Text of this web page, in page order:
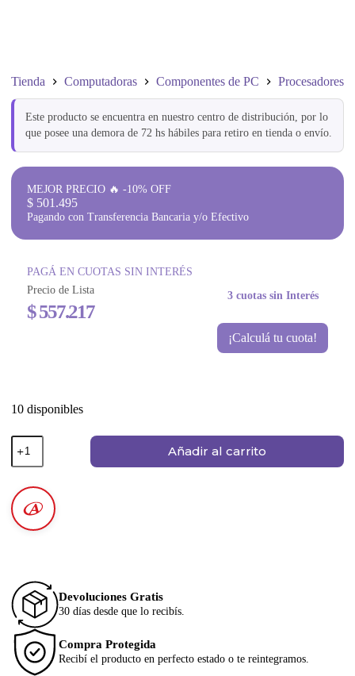
Tienda Computadoras Componentes de PC Procesadores
Este producto se encuentra en nuestro centro de distribución, por lo
que posee una demora de 72 hs hábiles para retiro en tienda o envío.
MEJOR PRECIO 🔥 -10% OFF
$ 501.495
Pagando con Transferencia Bancaria y/o Efectivo
PAGÁ EN CUOTAS SIN INTERÉS
Precio de Lista
$557.217
3 cuotas sin Interés
¡Calculá tu cuota!
10 disponibles
Añadir al carrito
Devoluciones Gratis
30 días desde que lo recibís.
Compra Protegida
Recibí el producto en perfecto estado o te reintegramos.